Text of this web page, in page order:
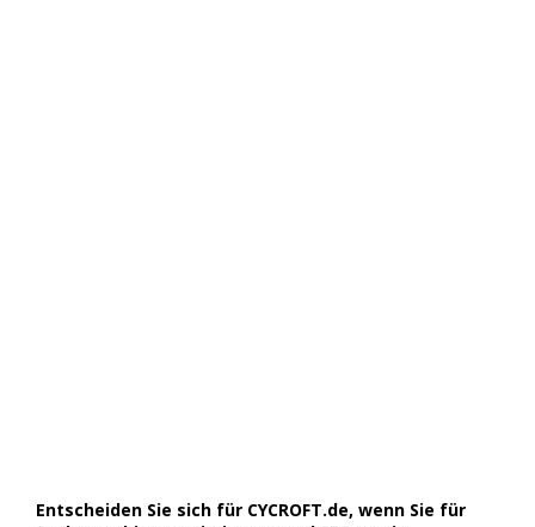
Entscheiden Sie sich für CYCROFT.de, wenn Sie für